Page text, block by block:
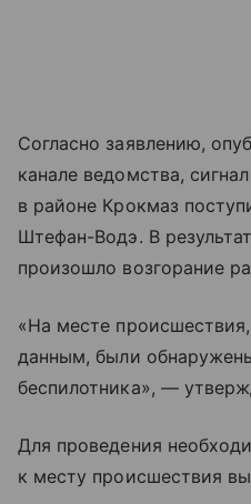
Согласно заявлению,
канале ведомства,
в районе Крокмаз
Штефан-Водэ. В
произошло возгорание
«На месте
данным, были
беспилотника», —
Для проведения
к месту происшествия